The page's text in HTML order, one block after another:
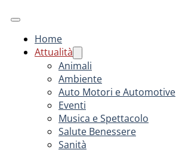
Home
Attualità
Animali
Ambiente
Auto Motori e Automotive
Eventi
Musica e Spettacolo
Salute Benessere
Sanità